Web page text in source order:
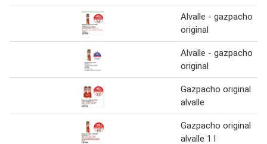
Alvalle - gazpacho
original
Alvalle - gazpacho
original
Gazpacho original
alvalle
Gazpacho original
alvalle 1 l